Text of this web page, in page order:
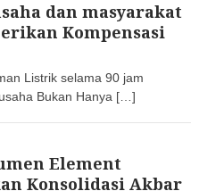
dan masyarakat
Kompensasi
Listrik selama 90 jam
Bukan Hanya […]
Element
Konsolidasi Akbar